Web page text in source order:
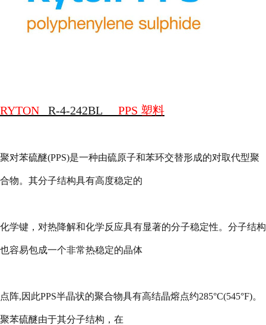
RYTON R-4-242BL PPS 塑料
聚对苯硫醚(PPS)是一种由硫原子和苯环交替形成的对取代型聚
合物。其分子结构具有高度稳定的
化学键，对热降解和化学反应具有显著的分子稳定性。分子结构
也容易包成一个非常热稳定的晶体
点阵,因此PPS半晶状的聚合物具有高结晶熔点约285°C(545°F)。
聚苯硫醚由于其分子结构，在